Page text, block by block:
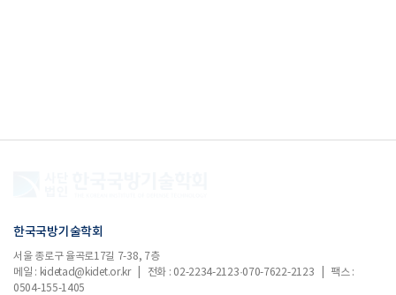
한국국방기술학회
서울 종로구 율곡로17길 7-38, 7층
메일 : kidetad@kidet.or.kr | 전화 : 02-2234-2123·070-7622-2123 | 팩스 :
0504-155-1405